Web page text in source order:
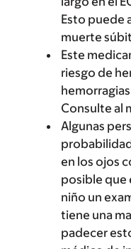
Esto puede
muerte
Este
riesgo de
Consulte al
Algunas
en los ojos
posible que
niño un
tiene una
padecer